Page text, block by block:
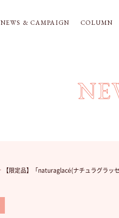
NEWS & CAMPAIGN COLUMN
【限定品】「naturaglacé(ナチュラグラッ